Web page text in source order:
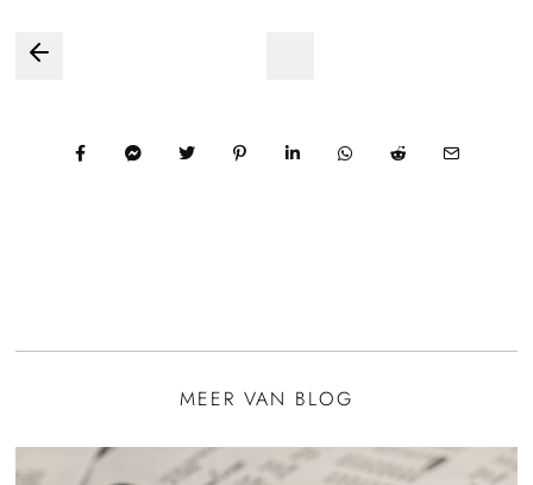
Bericht
MEER VAN BLOG